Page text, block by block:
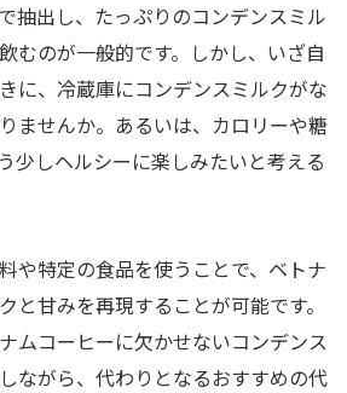
抽出し、たっぷりのコンデンスミル
むのが一般的です。しかし、いざ自
に、冷蔵庫にコンデンスミルクがな
ませんか。あるいは、カロリーや糖
少しヘルシーに楽しみたいと考える
や特定の食品を使うことで、ベトナ
と甘みを再現することが可能です。
ムコーヒーに欠かせないコンデンス
ながら、代わりとなるおすすめの代